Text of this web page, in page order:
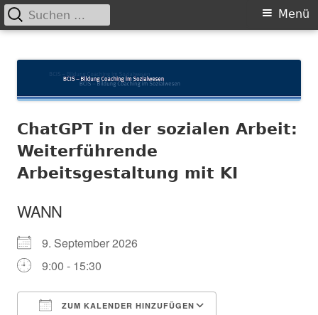
zum
Primäres
Menü
Suchen
nach:
ChatGPT in der sozialen Arbeit:
Weiterführende
Arbeitsgestaltung mit KI
WANN
9. September 2026
9:00 - 15:30
ZUM KALENDER HINZUFÜGEN